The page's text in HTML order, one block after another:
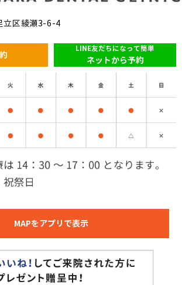
立区綾瀬3-6-4
LINE友だちになって簡単
ネットから予約
MAPをアプリで表示